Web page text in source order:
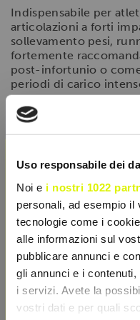
Uso responsabile dei
Noi e i nostri 1022
personali, ad esempio il
tecnologie come i
alle informazioni sul
pubblicare annunci e
gli annunci e i
i servizi. Avete la
vostri dati e per quali
Indispensabile per
articolazioni a forti
sollevamento pesi,
fortemente
post-infortunio o
periodi di carico
Modalità d'uso
Sciogliere1 bustina
mattino a stomaco
peptidi ai tessuti
SCHEDA